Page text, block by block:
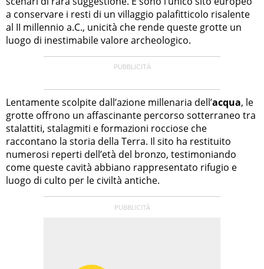
a conservare i resti di un villaggio palafitticolo risalente
al II millennio a.C., unicità che rende queste grotte un
luogo di inestimabile valore archeologico.
Lentamente scolpite dall’azione millenaria dell’acqua, le
grotte offrono un affascinante percorso sotterraneo tra
stalattiti, stalagmiti e formazioni rocciose che
raccontano la storia della Terra. Il sito ha restituito
numerosi reperti dell’età del bronzo, testimoniando
come queste cavità abbiano rappresentato rifugio e
luogo di culto per le civiltà antiche.